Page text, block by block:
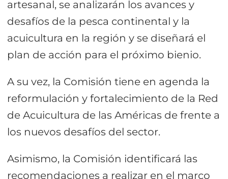
artesanal, se analizarán los avances y
desafíos de la pesca continental y la
acuicultura en la región y se diseñará el
plan de acción para el próximo bienio.
A su vez, la Comisión tiene en agenda la
reformulación y fortalecimiento de la Red
de Acuicultura de las Américas de frente a
los nuevos desafíos del sector.
Asimismo, la Comisión identificará las
recomendaciones a realizar en el marco